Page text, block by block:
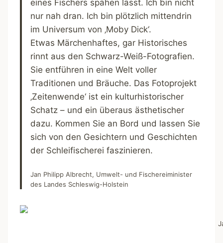
eines Fischers spähen lässt. Ich bin nicht
nur nah dran. Ich bin plötzlich mittendrin
im Universum von ‚Moby Dick‘.
Etwas Märchenhaftes, gar Historisches
rinnt aus den Schwarz-Weiß-Fotografien.
Sie entführen in eine Welt voller
Traditionen und Bräuche. Das Fotoprojekt
‚Zeitenwende‘ ist ein kulturhistorischer
Schatz – und ein überaus ästhetischer
dazu. Kommen Sie an Bord und lassen Sie
sich von den Gesichtern und Geschichten
der Schleifischerei faszinieren.
Jan Philipp Albrecht, Umwelt- und Fischereiminister
des Landes Schleswig-Holstein